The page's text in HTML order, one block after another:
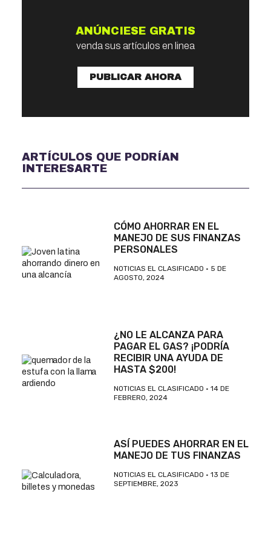
ANÚNCIESE GRATIS
venda sus artículos en linea
PUBLICAR AHORA
ARTÍCULOS QUE PODRÍAN
INTERESARTE
CÓMO AHORRAR EN EL
MANEJO DE SUS FINANZAS
PERSONALES
NOTICIAS EL CLASIFICADO
5 DE
AGOSTO, 2024
¿NO LE ALCANZA PARA
PAGAR EL GAS? ¡PODRÍA
RECIBIR UNA AYUDA DE
HASTA $200!
NOTICIAS EL CLASIFICADO
14 DE
FEBRERO, 2024
ASÍ PUEDES AHORRAR EN EL
MANEJO DE TUS FINANZAS
NOTICIAS EL CLASIFICADO
13 DE
SEPTIEMBRE, 2023